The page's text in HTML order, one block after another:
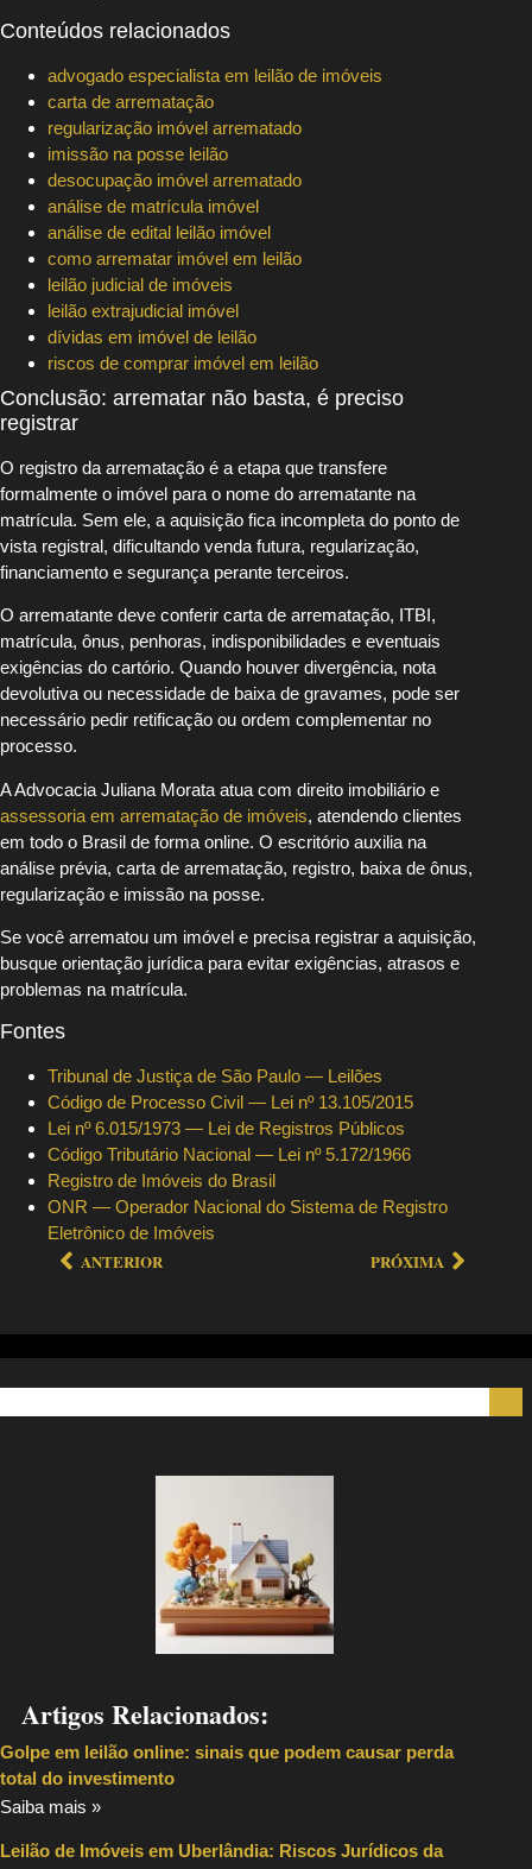
Conteúdos relacionados
advogado especialista em leilão de imóveis
carta de arrematação
regularização imóvel arrematado
imissão na posse leilão
desocupação imóvel arrematado
análise de matrícula imóvel
análise de edital leilão imóvel
como arrematar imóvel em leilão
leilão judicial de imóveis
leilão extrajudicial imóvel
dívidas em imóvel de leilão
riscos de comprar imóvel em leilão
Conclusão: arrematar não basta, é preciso
registrar
O registro da arrematação é a etapa que transfere
formalmente o imóvel para o nome do arrematante na
matrícula. Sem ele, a aquisição fica incompleta do ponto de
vista registral, dificultando venda futura, regularização,
financiamento e segurança perante terceiros.
O arrematante deve conferir carta de arrematação, ITBI,
matrícula, ônus, penhoras, indisponibilidades e eventuais
exigências do cartório. Quando houver divergência, nota
devolutiva ou necessidade de baixa de gravames, pode ser
necessário pedir retificação ou ordem complementar no
processo.
A Advocacia Juliana Morata atua com direito imobiliário e
assessoria em arrematação de imóveis, atendendo clientes
em todo o Brasil de forma online. O escritório auxilia na
análise prévia, carta de arrematação, registro, baixa de ônus,
regularização e imissão na posse.
Se você arrematou um imóvel e precisa registrar a aquisição,
busque orientação jurídica para evitar exigências, atrasos e
problemas na matrícula.
Fontes
Tribunal de Justiça de São Paulo — Leilões
Código de Processo Civil — Lei nº 13.105/2015
Lei nº 6.015/1973 — Lei de Registros Públicos
Código Tributário Nacional — Lei nº 5.172/1966
Registro de Imóveis do Brasil
ONR — Operador Nacional do Sistema de Registro
Eletrônico de Imóveis
ANTERIOR PRÓXIMA
Artigos Relacionados:
Golpe em leilão online: sinais que podem causar perda
total do investimento
Saiba mais »
Leilão de Imóveis em Uberlândia: Riscos Jurídicos da